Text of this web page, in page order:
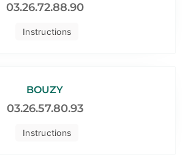
Instructions
03.26.72.88.90
Instructions
BOUZY
03.26.57.80.93